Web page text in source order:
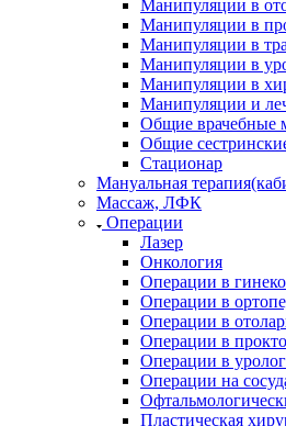
Манипуляции в
Манипуляции в
Манипуляции в
Манипуляции в
Манипуляции в
Манипуляции и
Общие врачебные
Общие
Стационар
Мануальная
Массаж, ЛФК
Операции
Лазер
Онкология
Операции в
Операции в
Операции в
Операции в
Операции в
Операции на
Пластическая